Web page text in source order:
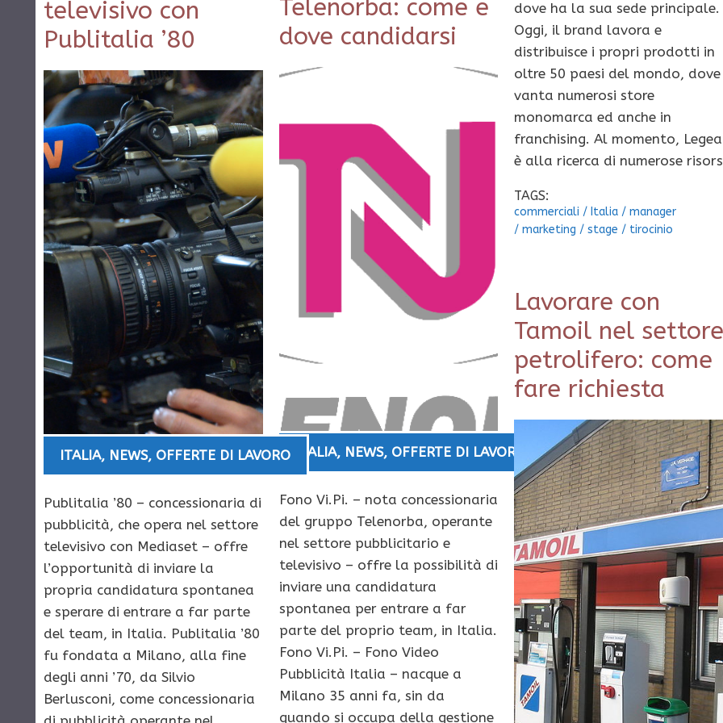
dove ha la sua sede principale.
Oggi, il brand lavora e
distribuisce i propri prodotti in
oltre 50 paesi del mondo, dove
vanta numerosi store
monomarca ed anche in
franchising. Al momento, Legea
è alla ricerca di numerose
TAGS:
commerciali / Italia /manager
/marketing /stage / tirocinio
Telenorba: come e
dove candidarsi
ITALIA, NEWS, OFFERTE DI LAVORO
Fono Vi.Pi. – nota concessionaria
del gruppo Telenorba, operante
nel settore pubblicitario e
televisivo – offre la possibilità di
inviare una candidatura
spontanea per entrare a far
parte del proprio team, in Italia.
Fono Vi.Pi. – Fono Video
Pubblicità Italia – nacque a
Milano 35 anni fa, sin da
quando si occupa della gestione
televisivo con
Publitalia ’80
ITALIA, NEWS, OFFERTE DI LAVORO
Publitalia ’80 – concessionaria di
pubblicità, che opera nel settore
televisivo con Mediaset – offre
l’opportunità di inviare la
propria candidatura spontanea
e sperare di entrare a far parte
del team, in Italia. Publitalia ’80
fu fondata a Milano, alla fine
degli anni ’70, da Silvio
Berlusconi, come concessionaria
Lavorare con
Tamoil nel
petrolifero: come
fare richiesta